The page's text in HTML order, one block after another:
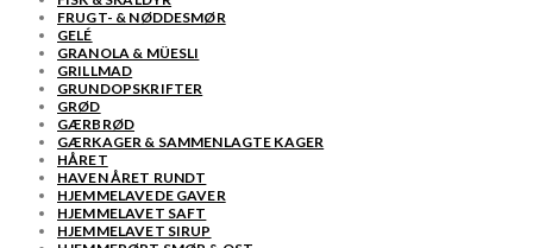
FRUGT- & NØDDESMØR
GELÉ
GRANOLA & MÜESLI
GRILLMAD
GRUNDOPSKRIFTER
GRØD
GÆRBRØD
GÆRKAGER & SAMMENLAGTE KAGER
HÅRET
HAVEN ÅRET RUNDT
HJEMMELAVEDE GAVER
HJEMMELAVET SAFT
HJEMMELAVET SIRUP